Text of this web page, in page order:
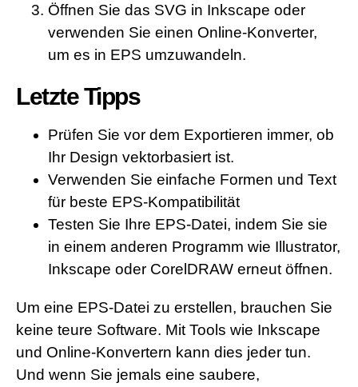
Öffnen Sie das SVG in Inkscape oder
verwenden Sie einen Online-Konverter,
um es in EPS umzuwandeln.
Letzte Tipps
Prüfen Sie vor dem Exportieren immer, ob
Ihr Design vektorbasiert ist.
Verwenden Sie einfache Formen und Text
für beste EPS-Kompatibilität
Testen Sie Ihre EPS-Datei, indem Sie sie
in einem anderen Programm wie Illustrator,
Inkscape oder CorelDRAW erneut öffnen.
Um eine EPS-Datei zu erstellen, brauchen Sie
keine teure Software. Mit Tools wie Inkscape
und Online-Konvertern kann dies jeder tun.
Und wenn Sie jemals eine saubere,